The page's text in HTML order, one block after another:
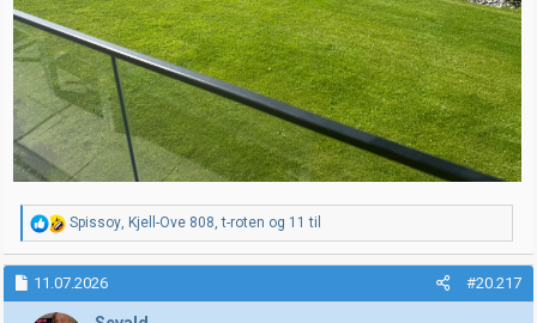
R
e
a
k
j
Spissoy Kjell-Ove 808 ,t-roten og 11 til
11.07.2026 #20.217